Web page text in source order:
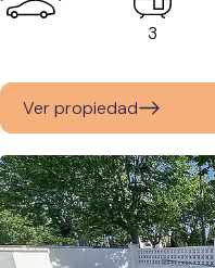
3
Ver propiedad